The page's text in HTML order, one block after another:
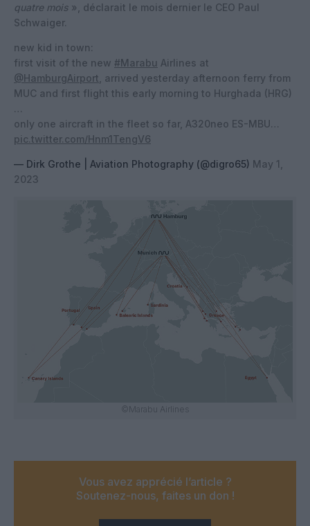
quatre mois », déclarait le mois dernier le CEO Paul
Schwaiger.
new kid in town:
first visit of the new #Marabu Airlines at
@HamburgAirport , arrived yesterday afternoon ferry from
MUC and first flight this early morning to Hurghada (HRG)
…
only one aircraft in the fleet so far, A320neo ES-MBU…
pic.twitter.com/Hnm1TengV6
— Dirk Grothe | Aviation Photography (@digro65) May 1,
2023
©Marabu Airlines
Vous avez apprécié l’article ?
Soutenez-nous, faites un don !